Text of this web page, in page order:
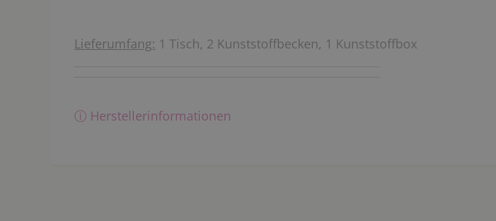
Lieferumfang: 1 Tisch, 2 Kunststoffbecken, 1 Kunststoffbox
ⓘ Herstellerinformationen